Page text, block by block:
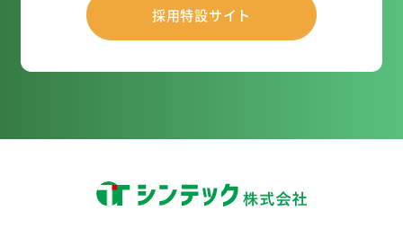
採用特設サイト